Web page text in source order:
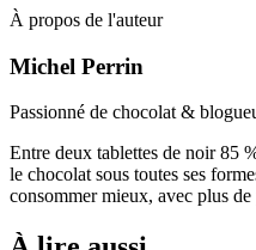
À propos de l'auteur
Michel Perrin
Passionné de chocolat &
Entre deux tablettes de noir 85
le chocolat sous toutes ses
consommer mieux, avec plus